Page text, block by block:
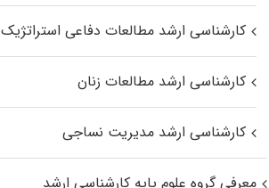
کارشناسی ارشد مطالعات دفاعی استراتژیک
کارشناسی ارشد مطالعات زنان
کارشناسی ارشد مدیریت نساجی
معرفی گروه علوم پایه کارشناسی ارشد